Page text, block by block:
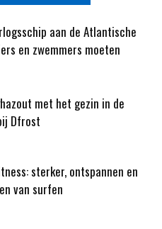
aan de Atlantische
en zwemmers moeten
met het gezin in de
Dfrost
sterker, ontspannen en
van surfen